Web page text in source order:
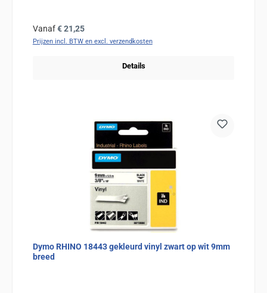
Normale prijs:
Vanaf€ 21,25
Prijzen incl. BTW en excl. verzendkosten
Details
Dymo RHINO 18443 gekleurd vinyl zwart op wit 9mm
breed